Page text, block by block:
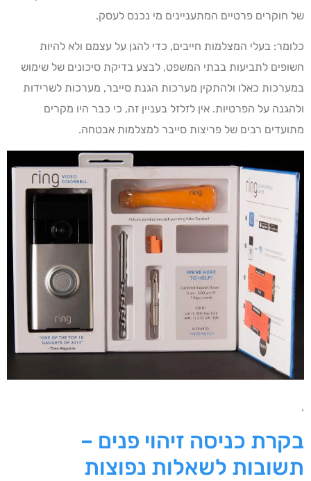
של חוקרים פרטיים המתעניינים מי נכנס לעסק.
כלומר: בעלי המצלמות חייבים, כדי להגן על עצמם ולא להיות
חשופים לתביעות בבתי המשפט, לבצע בדיקת סיכונים של שימוש
במערכות כאלו ולהתקין מערכות הגנת סייבר, מערכות לשרידות
ולהגנה על הפרטיות. אין לזלזל בעניין זה, כי כבר היו מקרים
מתועדים רבים של פריצות סייבר למצלמות אבטחה.
.
בקרת כניסה זיהוי פנים –
תשובות לשאלות נפוצות